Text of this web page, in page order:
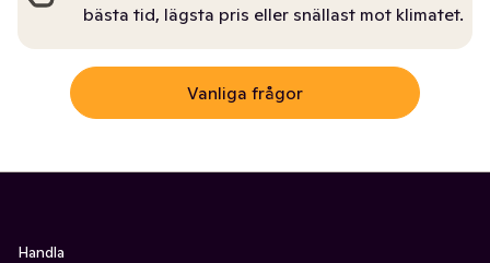
bästa tid, lägsta pris eller snällast mot klimatet.
Vanliga frågor
Handla